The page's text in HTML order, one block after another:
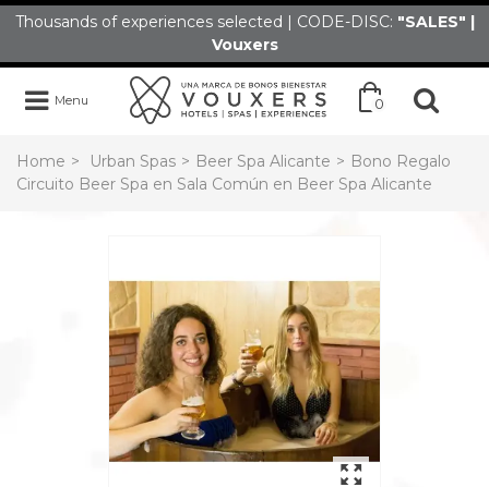
Thousands of experiences selected | CODE-DISC: "SALES" |
Vouxers
Menu 0
Home > Urban Spas > Beer Spa Alicante > Bono Regalo
Circuito Beer Spa en Sala Común en Beer Spa Alicante